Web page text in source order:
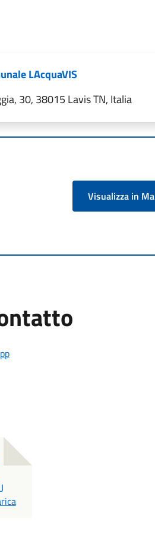
LAcquaVIS
30, 38015 Lavis TN, Italia
Visualizza in